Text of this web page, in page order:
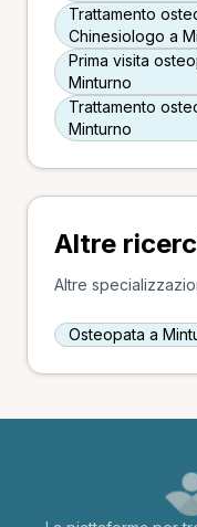
Trattamento
Chinesiologo a
Prima visita
Minturno
Trattamento
Minturno
Altre
Altre
Osteopata a